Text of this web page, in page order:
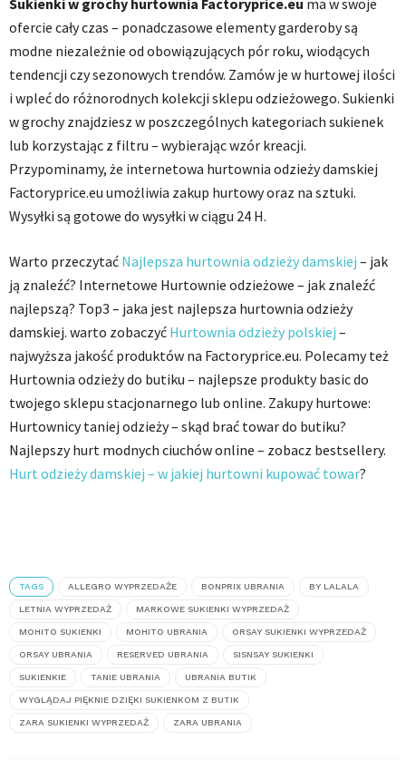
Sukienki w grochy hurtownia Factoryprice.eu ma w swoje
ofercie cały czas – ponadczasowe elementy garderoby są
modne niezależnie od obowiązujących pór roku, wiodących
tendencji czy sezonowych trendów. Zamów je w hurtowej ilości
i wpleć do różnorodnych kolekcji sklepu odzieżowego. Sukienki
w grochy znajdziesz w poszczególnych kategoriach sukienek
lub korzystając z filtru – wybierając wzór kreacji.
Przypominamy, że internetowa hurtownia odzieży damskiej
Factoryprice.eu umożliwia zakup hurtowy oraz na sztuki.
Wysyłki są gotowe do wysyłki w ciągu 24 H.
Warto przeczytać Najlepsza hurtownia odzieży damskiej – jak
ją znaleźć? Internetowe Hurtownie odzieżowe – jak znaleźć
najlepszą? Top3 – jaka jest najlepsza hurtownia odzieży
damskiej. warto zobaczyć Hurtownia odzieży polskiej –
najwyższa jakość produktów na Factoryprice.eu. Polecamy też
Hurtownia odzieży do butiku – najlepsze produkty basic do
twojego sklepu stacjonarnego lub online. Zakupy hurtowe:
Hurtownicy taniej odzieży – skąd brać towar do butiku?
Najlepszy hurt modnych ciuchów online – zobacz bestsellery.
Hurt odzieży damskiej – w jakiej hurtowni kupować towar?
TAGS ALLEGRO WYPRZEDAŻE BONPRIX UBRANIA BY LALALA
LETNIA WYPRZEDAŻ MARKOWE SUKIENKI WYPRZEDAŻ
MOHITO SUKIENKI MOHITO UBRANIA ORSAY SUKIENKI WYPRZEDAŻ
ORSAY UBRANIA RESERVED UBRANIA SISNSAY SUKIENKI
SUKIENKIE TANIE UBRANIA UBRANIA BUTIK
WYGLĄDAJ PIĘKNIE DZIĘKI SUKIENKOM Z BUTIK
ZARA SUKIENKI WYPRZEDAŻ ZARA UBRANIA